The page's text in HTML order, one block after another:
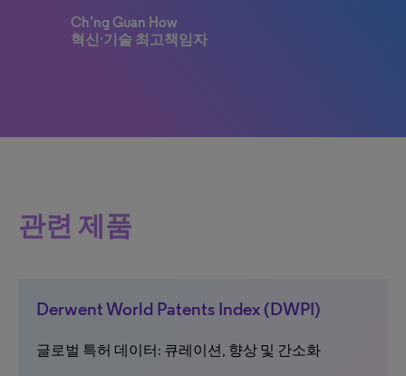
Ch’ng Guan How
혁신·기술 최고책임자
관련 제품
Derwent World Patents Index (DWPI)
글로벌 특허 데이터: 큐레이션, 향상 및 간소화